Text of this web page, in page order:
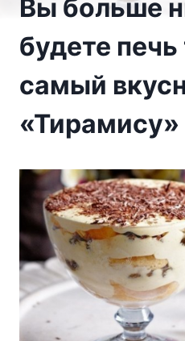
Вы больше
будете
самый
«Тирамису»